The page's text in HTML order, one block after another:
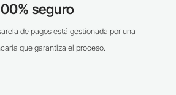
seguro
de pagos está gestionada por una
que garantiza el proceso.